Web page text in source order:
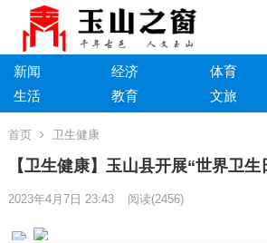
新闻 经济 体育
生活
教育 文旅
首页 卫生健康
【卫生健康】玉山县开展“世界卫
2023年4月7日 23:43 阅读(2456)